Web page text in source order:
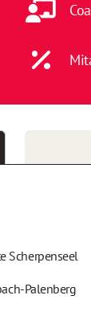
Scherpenseel
Palenberg